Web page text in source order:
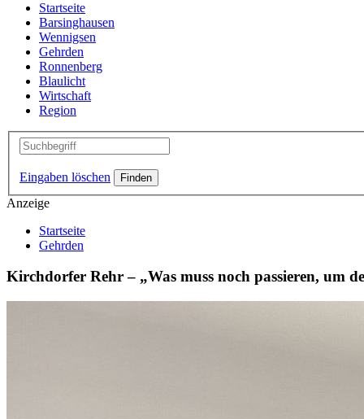
Startseite
Barsinghausen
Wennigsen
Gehrden
Ronnenberg
Blaulicht
Wirtschaft
Region
Eingaben löschen
Anzeige
Startseite
Gehrden
Kirchdorfer Rehr – „Was muss noch passieren, um